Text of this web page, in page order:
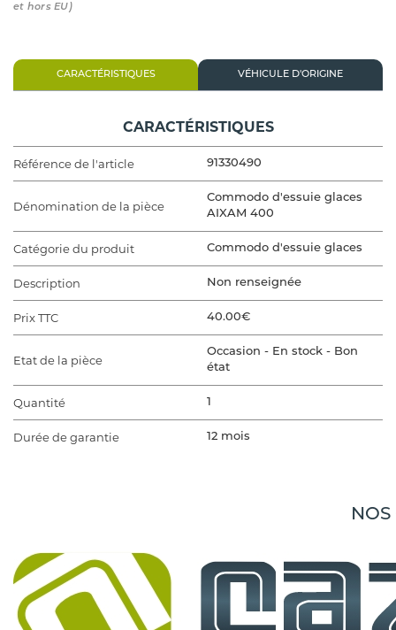
et hors EU)
CARACTÉRISTIQUES VÉHICULE D'ORIGINE
CARACTÉRISTIQUES
Référence de l'article 91330490
Dénomination de la pièce
Commodo d'essuie glaces
AIXAM 400
Catégorie du produit Commodo d'essuie glaces
Description Non renseignée
Prix TTC 40.00€
Etat de la pièce
Occasion - En stock - Bon
état
Quantité 1
Durée de garantie 12 mois
Modèle du véhicule 400
Finition Non renseignée
NOS